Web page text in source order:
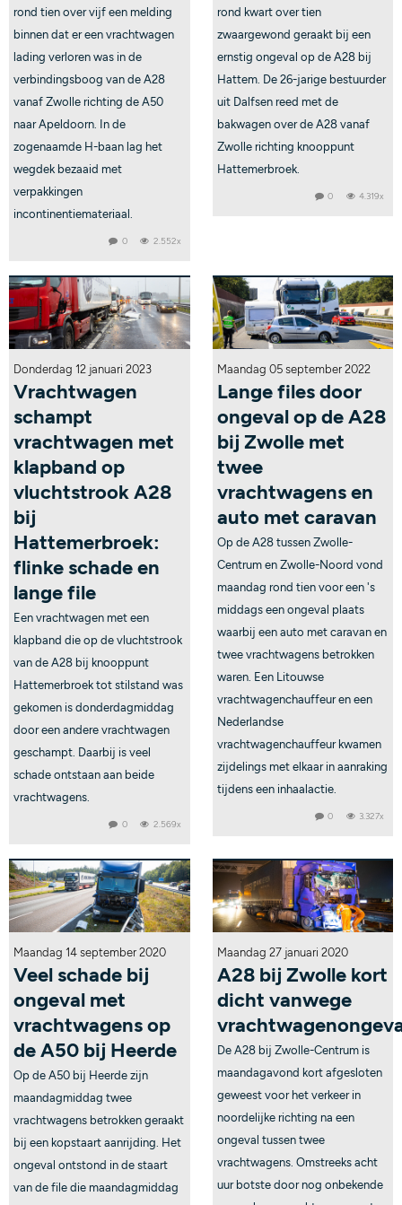
rond tien over vijf een melding
binnen dat er een vrachtwagen
lading verloren was in de
verbindingsboog van de A28
vanaf Zwolle richting de A50
naar Apeldoorn. In de
zogenaamde H-baan lag het
wegdek bezaaid met
verpakkingen
incontinentiemateriaal.
0 2.552x
rond kwart over tien
zwaargewond geraakt bij een
ernstig ongeval op de A28 bij
Hattem. De 26-jarige bestuurder
uit Dalfsen reed met de
bakwagen over de A28 vanaf
Zwolle richting knooppunt
Hattemerbroek.
0 4.319x
Donderdag 12 januari 2023
Vrachtwagen
schampt
vrachtwagen met
klapband op
vluchtstrook A28
bij
Hattemerbroek:
flinke schade en
lange file
Een vrachtwagen met een
klapband die op de vluchtstrook
van de A28 bij knooppunt
Hattemerbroek tot stilstand was
gekomen is donderdagmiddag
door een andere vrachtwagen
geschampt. Daarbij is veel
schade ontstaan aan beide
vrachtwagens.
0 2.569x
Maandag 05 september 2022
Lange files door
ongeval op de A28
bij Zwolle met
twee
vrachtwagens en
auto met caravan
Op de A28 tussen Zwolle-
Centrum en Zwolle-Noord vond
maandag rond tien voor een 's
middags een ongeval plaats
waarbij een auto met caravan en
twee vrachtwagens betrokken
waren. Een Litouwse
vrachtwagenchauffeur en een
Nederlandse
vrachtwagenchauffeur kwamen
zijdelings met elkaar in aanraking
tijdens een inhaalactie.
0 3.327x
Maandag 14 september 2020
Veel schade bij
ongeval met
vrachtwagens op
de A50 bij Heerde
Op de A50 bij Heerde zijn
maandagmiddag twee
vrachtwagens betrokken geraakt
bij een kopstaart aanrijding. Het
ongeval ontstond in de staart
van de file die maandagmiddag
Maandag 27 januari 2020
A28 bij Zwolle kort
dicht vanwege
De A28 bij Zwolle-Centrum is
maandagavond kort afgesloten
geweest voor het verkeer in
noordelijke richting na een
ongeval tussen twee
vrachtwagens. Omstreeks acht
uur botste door nog onbekende